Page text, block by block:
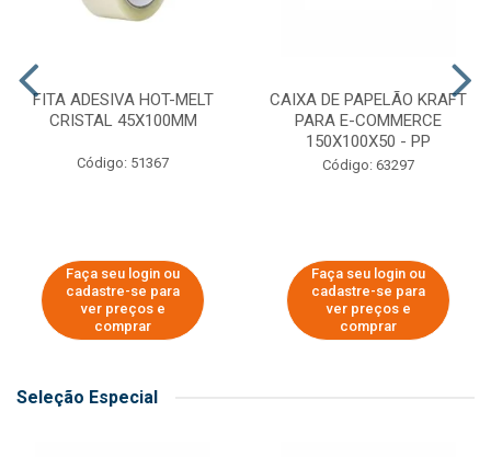
FITA ADESIVA HOT-MELT
CRISTAL 45X100MM
Código: 51367
Faça seu login ou
cadastre-se para
ver preços e
comprar
CAIXA DE PAPELÃO KRAFT
PARA E-COMMERCE
150X100X50 - PP
Código: 63297
Faça seu login ou
cadastre-se para
ver preços e
comprar
Seleção Especial